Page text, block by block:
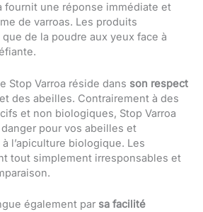
fournit une réponse immédiate et
de varroas. Les produits
de la poudre aux yeux face à
Stop Varroa réside dans son respect
et des abeilles. Contrairement à des
et non biologiques, Stop Varroa
pour vos abeilles et
l’apiculture biologique. Les
tout simplement irresponsables et
également par sa facilité